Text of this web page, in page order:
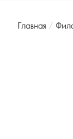
Главная /